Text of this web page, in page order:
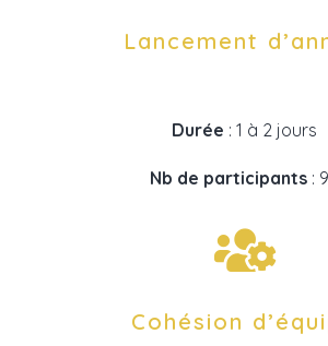
Lancement
Durée : 1 à 2 jours
Nb de participants:

Cohésion